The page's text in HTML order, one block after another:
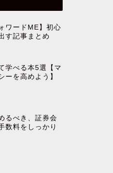
ワードME】初心
す記事まとめ
学べる本5選【マ
ーを高めよう】
るべき、証券会
数料をしっかり